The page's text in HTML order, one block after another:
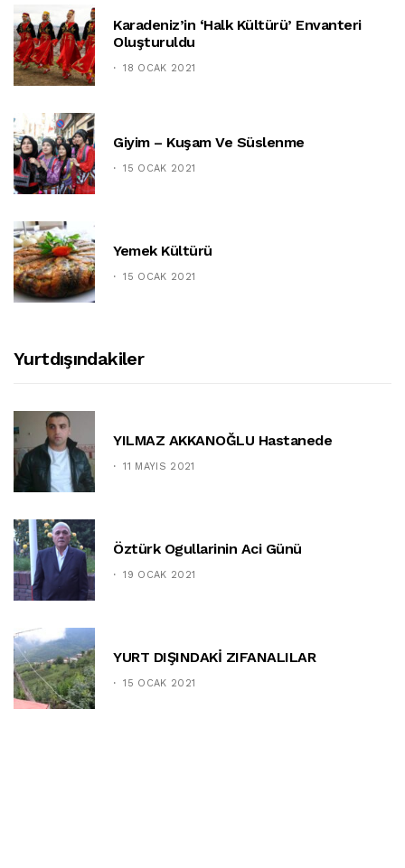
Karadeniz’in ‘halk Kültürü’ Envanteri
Oluşturuldu
18 OCAK 2021
Giyim – Kuşam Ve Süslenme
15 OCAK 2021
Yemek Kültürü
15 OCAK 2021
Yurtdışındakiler
YILMAZ AKKANOĞLU Hastanede
11 MAYIS 2021
Öztürk Ogullarinin Aci Günü
19 OCAK 2021
YURT DIŞINDAKİ ZIFANALILAR
15 OCAK 2021